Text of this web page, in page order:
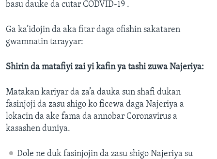
basu dauke da cutar CODVID-19 .
Ga ka’idojin da aka fitar daga ofishin sakataren
gwamnatin tarayyar:
Shirin da matafiyi zai yi kafin ya tashi zuwa Najeriya:
Matakan kariyar da za’a dauka sun shafi dukan
fasinjoji da zasu shigo ko ficewa daga Najeriya a
lokacin da ake fama da annobar Coronavirus a
kasashen duniya.
Dole ne duk fasinjojin da zasu shigo Najeriya su